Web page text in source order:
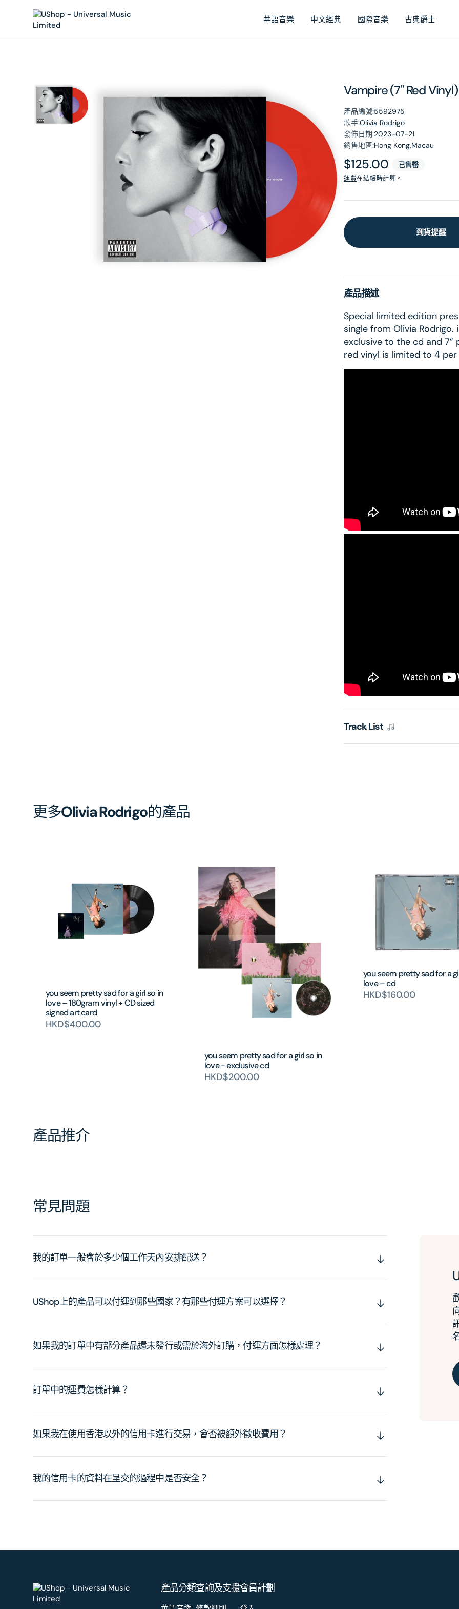
華語音樂 中文經典 國際音樂 古典爵士
Vampire (7" Red Vinyl)
產品編號:5592975
歌手:Olivia Rodrigo
發佈日期:2023-07-21
銷售地區:Hong Kong,Macau
原
價
$125.00 已售罄
運費在結帳時計算。
到貨提醒
產品描述
Special limited edition
single from Olivia
exclusive to the cd and 7”
red vinyl is limited to 4
Track List
在
相
簿
中
開
更多Olivia Rodrigo的產品
you seem pretty sad for a girl so in
love – 180gram vinyl + CD sized
signed art card
HKD$400.00
you seem pretty sad for a girl so in
love - exclusive cd
HKD$200.00
you seem pretty sad for a
love – cd
HKD$160.00
產品推介
常見問題
我的訂單一般會於多少個工作天內安排配送？
UShop上的產品可以付運到那些國家？有那些付運方案可以選擇？
如果我的訂單中有部分產品還未發行或需於海外訂購，付運方面怎樣處理？
訂單中的運費怎樣計算？
如果我在使用香港以外的信用卡進行交易，會否被額外徵收費用？
我的信用卡的資料在呈交的過程中是否安全？
產品分類查詢及支援會員計劃